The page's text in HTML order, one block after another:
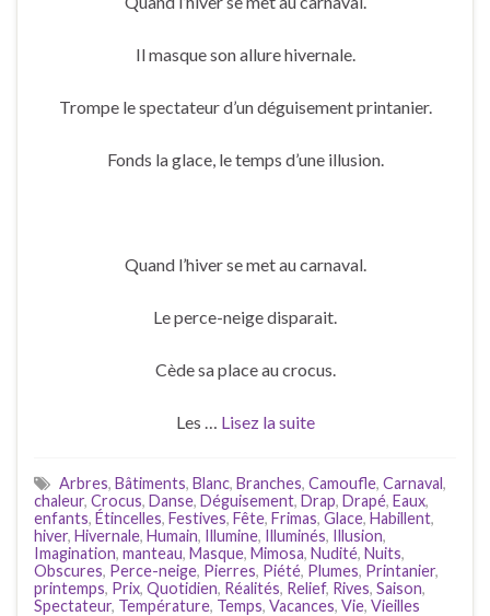
Il masque son allure hivernale.
Trompe le spectateur d’un déguisement printanier.
Fonds la glace, le temps d’une illusion.
Quand l’hiver se met au carnaval.
Le perce-neige disparait.
Cède sa place au crocus.
Les … Lisez la suite
Arbres, Bâtiments, Blanc, Branches, Camoufle, Carnaval,
chaleur, Crocus, Danse, Déguisement, Drap, Drapé, Eaux,
enfants, Étincelles, Festives, Fête, Frimas, Glace, Habillent,
hiver, Hivernale, Humain, Illumine, Illuminés, Illusion,
Imagination, manteau, Masque, Mimosa, Nudité, Nuits,
Obscures, Perce-neige, Pierres, Piété, Plumes, Printanier,
printemps, Prix, Quotidien, Réalités, Relief, Rives, Saison,
Spectateur, Température, Temps, Vacances, Vie, Vieilles